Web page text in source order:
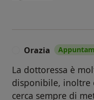
Orazia
La dottoressa è
disponibile, inoltre
cerca sempre di